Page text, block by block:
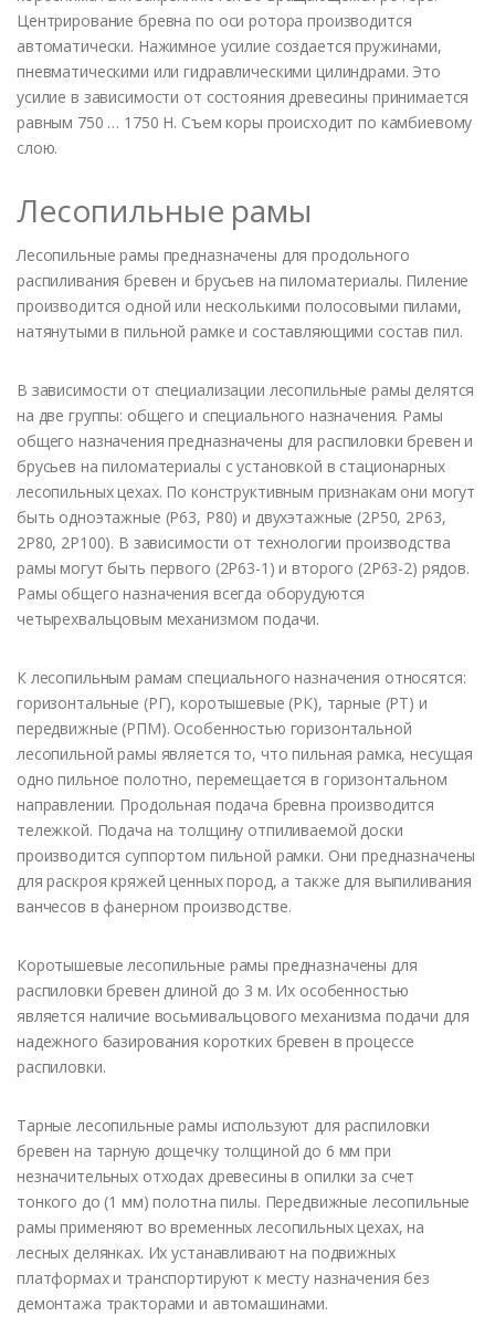
Центрирование бревна по оси ротора производится
автоматически. Нажимное усилие создается пружинами,
пневматическими или гидравлическими цилиндрами. Это
усилие в зависимости от состояния древесины принимается
равным 750 … 1750 Н. Съем коры происходит по камбиевому
слою.
Лесопильные рамы
Лесопильные рамы предназначены для продольного
распиливания бревен и брусьев на пиломатериалы. Пиление
производится одной или несколькими полосовыми пилами,
натянутыми в пильной рамке и составляющими состав пил.
В зависимости от специализации лесопильные рамы делятся
на две группы: общего и специального назначения. Рамы
общего назначения предназначены для распиловки бревен и
брусьев на пиломатериалы с установкой в стационарных
лесопильных цехах. По конструктивным признакам они могут
быть одноэтажные (Р63, Р80) и двухэтажные (2Р50, 2Р63,
2Р80, 2Р100). В зависимости от технологии производства
рамы могут быть первого (2Р63-1) и второго (2Р63-2) рядов.
Рамы общего назначения всегда оборудуются
четырехвальцовым механизмом подачи.
К лесопильным рамам специального назначения относятся:
горизонтальные (РГ), коротышевые (РК), тарные (РТ) и
передвижные (РПМ). Особенностью горизонтальной
лесопильной рамы является то, что пильная рамка, несущая
одно пильное полотно, перемещается в горизонтальном
направлении. Продольная подача бревна производится
тележкой. Подача на толщину отпиливаемой доски
производится суппортом пильной рамки. Они предназначены
для раскроя кряжей ценных пород, а также для выпиливания
ванчесов в фанерном производстве.
Коротышевые лесопильные рамы предназначены для
распиловки бревен длиной до 3 м. Их особенностью
является наличие восьмивальцового механизма подачи для
надежного базирования коротких бревен в процессе
распиловки.
Тарные лесопильные рамы используют для распиловки
бревен на тарную дощечку толщиной до 6 мм при
незначительных отходах древесины в опилки за счет
тонкого до (1 мм) полотна пилы. Передвижные лесопильные
рамы применяют во временных лесопильных цехах, на
лесных делянках. Их устанавливают на подвижных
платформах и транспортируют к месту назначения без
демонтажа тракторами и автомашинами.